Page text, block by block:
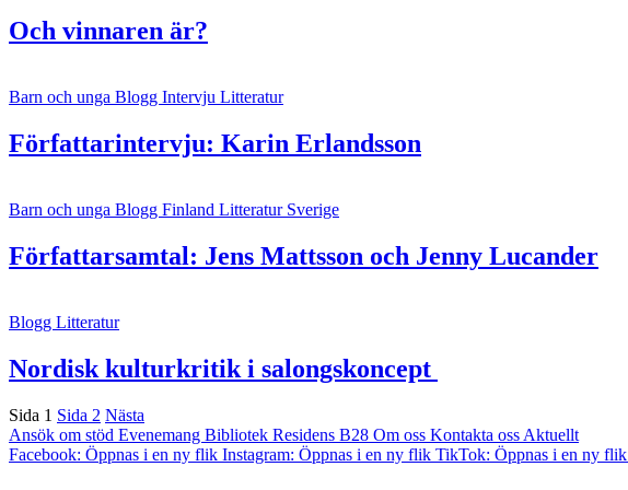
Och vinnaren är?
Barn och unga Blogg Intervju Litteratur
Författarintervju: Karin Erlandsson
Barn och unga Blogg Finland Litteratur Sverige
Författarsamtal: Jens Mattsson och Jenny Lucander
Blogg Litteratur
Nordisk kulturkritik i salongskoncept
Sida 1 Sida 2 Nästa
Ansök om stöd Evenemang Bibliotek Residens B28 Om oss Kontakta oss Aktuellt
Facebook: Öppnas i en ny flik Instagram: Öppnas i en ny flik TikTok: Öppnas i en ny flik